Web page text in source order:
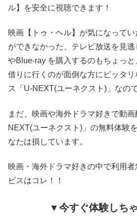
ル】を安全に視聴できます！
映画【トゥ・ヘル】が気になって
ができなかった、テレビ放送を見
やBlue-ray を購入するのもちょっ
借りに行くのが面倒な方にピッタ
ス「U-NEXT(ユーネクスト)」なので
まだ、映画や海外ドラマ好きで動
NEXT(ユーネクスト)」の無料体験
なたは損しています。
映画・海外ドラマ好きの中で利用
ビスはコレ！！
▼今すぐ体験しち